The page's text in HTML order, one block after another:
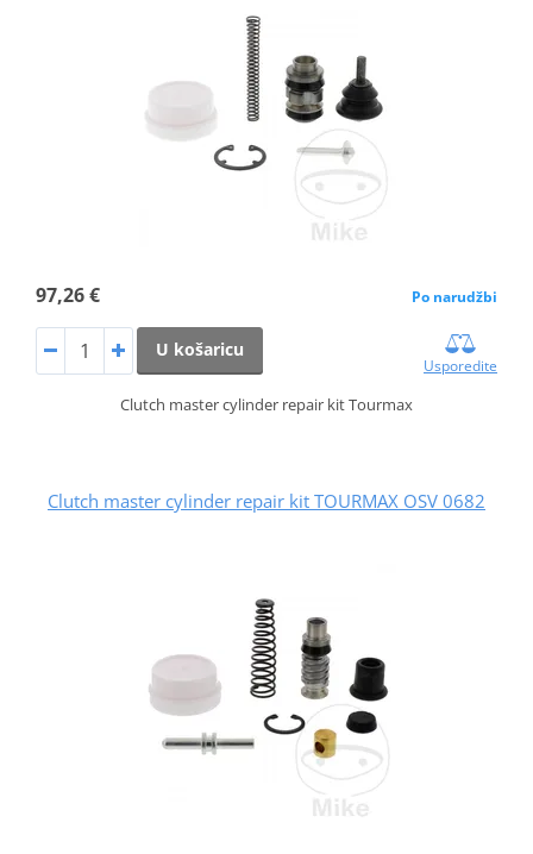
97,26 € Po narudžbi
U košaricu
Usporedite
Clutch master cylinder repair kit Tourmax
Clutch master cylinder repair kit TOURMAX OSV 0682